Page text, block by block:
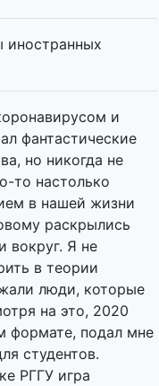
иностранных
и
фантастические
но никогда не
то настолько
в нашей жизни
раскрылись
вокруг. Я не
в теории
люди, которые
на это, 2020
формате, подал мне
студентов.
РГГУ игра